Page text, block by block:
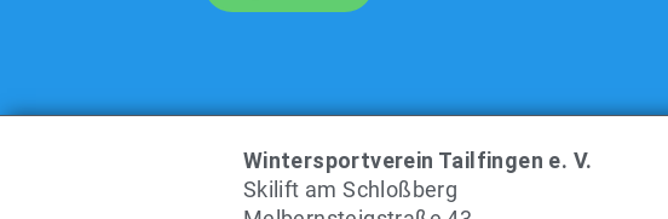
Wintersportverein Tailfingen e. V.
Skilift am Schloßberg